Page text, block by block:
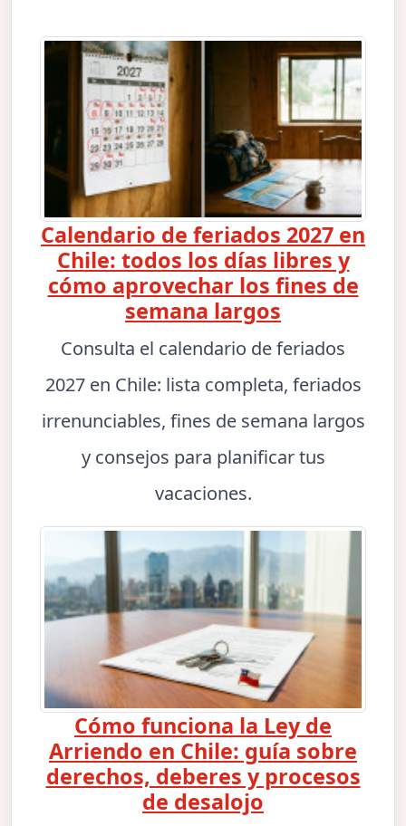
Calendario de feriados 2027 en
Chile: todos los días libres y
cómo aprovechar los fines de
semana largos
Consulta el calendario de feriados
2027 en Chile: lista completa, feriados
irrenunciables, fines de semana largos
y consejos para planificar tus
vacaciones.
Cómo funciona la Ley de
Arriendo en Chile: guía sobre
derechos, deberes y procesos
de desalojo